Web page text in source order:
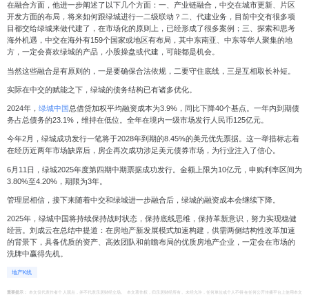
在融合方面，他进一步阐述了以下几个方面：一、产业链融合，中交在城市更新、片区
开发方面的布局，将来如何跟绿城进行一二级联动？二、代建业务，目前中交有很多项
目都交给绿城来做代建了，在市场化的原则上，已经形成了很多案例；三、探索和思考
海外机遇，中交在海外有159个国家或地区有布局，其中东南亚、中东等华人聚集的地
方，一定会喜欢绿城的产品，小股操盘或代建，可能都是机会。
当然这些融合是有原则的， 一是要确保合法依规，二要守住底线，三是互相取长补短。
实际在中交的赋能之下，绿城的债务结构已有诸多优化。
2024年， 绿城中国总借贷加权平均融资成本为3.9%，同比下降40个基点。一年内到期债
务占总债务的23.1%，维持在低位。全年在境内一级市场发行人民币125亿元。
今年2月，绿城成功发行一笔将于2028年到期的8.45%的美元优先票据。这一举措标志着
在经历近两年市场缺席后，房企再次成功涉足美元债券市场，为行业注入了信心。
6月 11 日，绿城2025年度第四期中期票据成功发行。金额上限为10亿元，申购利率区间为
3.80%至4.20%，期限为3年。
管理层相信，接下来随着中交和绿城进一步融合后，绿城的融资成本会继续下降。
2025年，绿城中国将持续保持战时状态，保持底线思维，保持革新意识，努力实现稳健
经营。刘成云在总结中提道：在房地产新发展模式加速构建，供需两侧结构性改革加速
的背景下，具备优质的资产、高效团队和前瞻布局的优质房地产企业，一定会在市场的
洗牌中赢得先机。
地产K线
重要提示：
本文仅代表作者个人观点，并不代表乐居财经立场。 本文著作权，归乐居财经所有。未经允许，任何单位或个人不得在任何公开传播平台上使用本文